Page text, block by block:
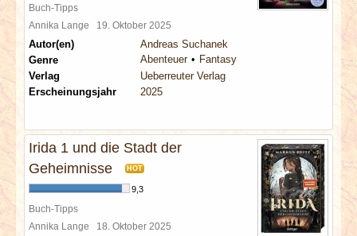
Buch-Tipps
Annika Lange 19. Oktober 2025
Autor(en)
Andreas Suchanek
Genre
Abenteuer
Fantasy
Verlag
Ueberreuter Verlag
Erscheinungsjahr
2025
Irida 1 und die Stadt der
Geheimnisse
HOT
9,3
Buch-Tipps
Annika Lange 18. Oktober 2025